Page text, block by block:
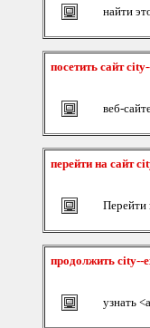
найти
посетить сайт
веб-
перейти на сайт
Перейти
продолжить city--
узнать